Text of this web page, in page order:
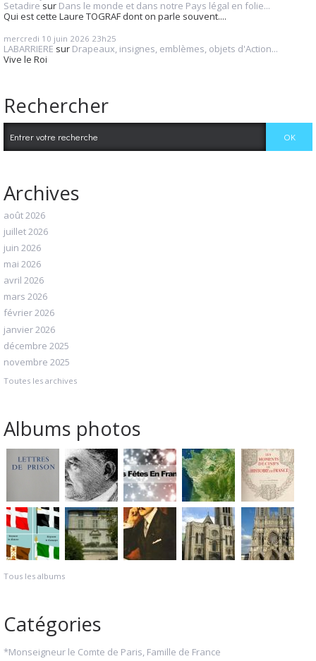
Setadire sur Dans le monde et dans notre Pays légal en folie...
Qui est cette Laure TOGRAF dont on parle souvent....
mercredi 10 juin 2026 23h25
LABARRIERE sur Drapeaux, insignes, emblèmes, objets d'Action...
Vive le Roi
Rechercher
Archives
août 2026
juillet 2026
juin 2026
mai 2026
avril 2026
mars 2026
février 2026
janvier 2026
décembre 2025
novembre 2025
Toutes les archives
Albums photos
Tous les albums
Catégories
*Monseigneur le Comte de Paris, Famille de France